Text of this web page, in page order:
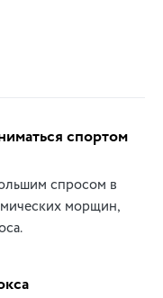
спортом
спросом в
морщин,